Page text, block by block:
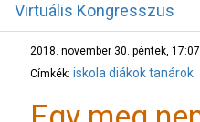
Virtuális Kongresszus
2018. november 30. péntek, 17:07
Címkék: iskola diákoktanárok